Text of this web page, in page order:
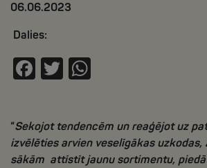
06.06.2023
Dalies:
Facebook
Twitter
“Sekojot tendencēm un reaģējot uz
izvēlēties arvien veselīgākas uzkodas,
sākām attīstīt jaunu sortimentu,